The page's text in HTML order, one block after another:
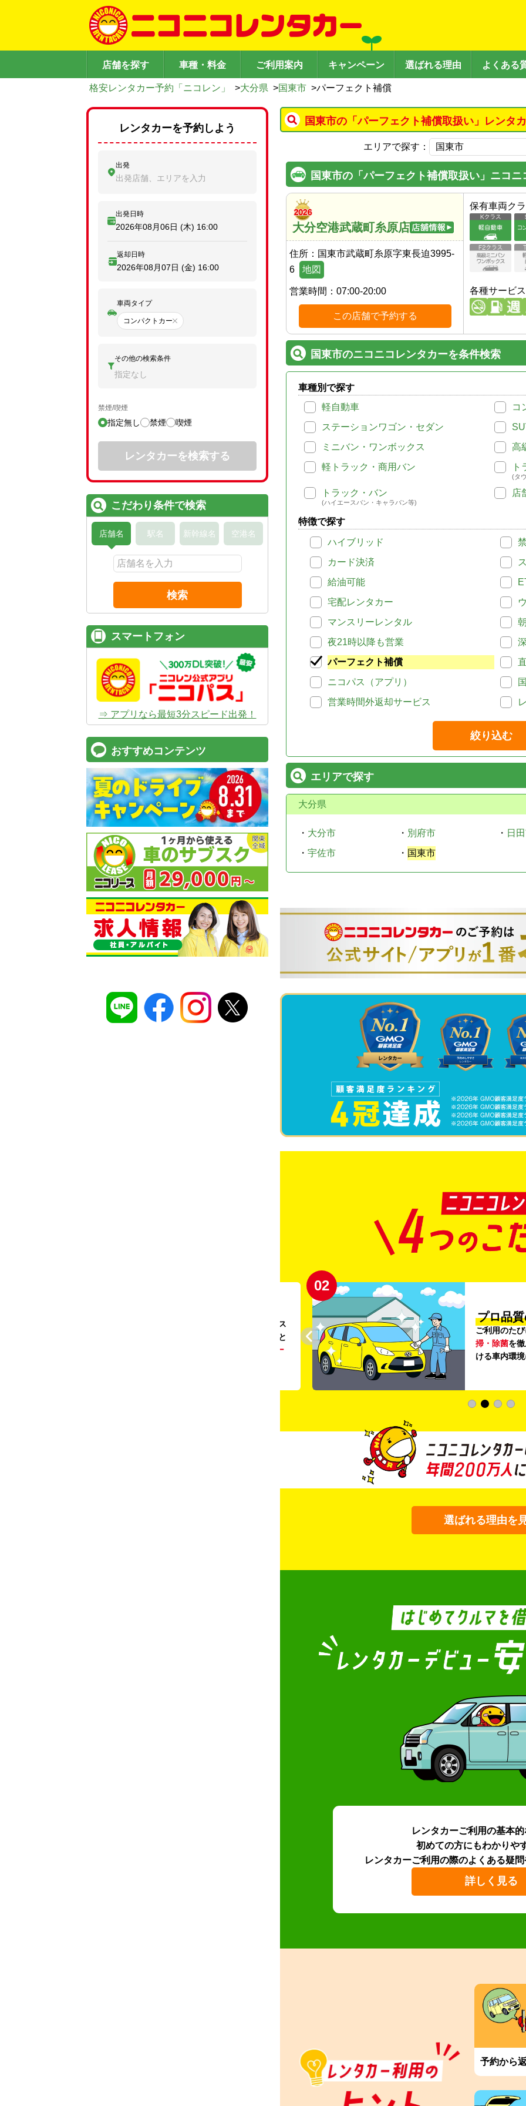
店舗を探す 車種・料金 ご利用案内 キャンペーン 選ばれる理由 よくある
格安レンタカー予約「ニコレン」 >大分県 >国東市 >パーフェクト補償
国東市の「パーフェクト補償取扱い」レンタ
エリアで探す：
国東市の「パーフェクト補償取扱い」ニコ
大分空港武蔵町糸原店
住所： 国東市武蔵町糸原字東長迫3995-
6
地図
営業時間： 07:00-20:00
この店舗で予約する
保有車両ク
各種サービス
国東市のニコニコレンタカーを条件検索
車種別で探す
軽自動車
コ
ステーションワゴン・セダン
ミニバン・ワンボックス
高
軽トラック・商用バン
ト
(タ
トラック・バン
(ハイエースバン・キャラバン等)
店
特徴で探す
ハイブリッド
カード決済
給油可能
宅配レンタカー
マンスリーレンタル
夜21時以降も営業
パーフェクト補償
ニコパス（アプリ）
営業時間外返却サービス
絞り込む
エリアで探す
大分県
・ 大分市 ・ 別府市 ・ 日
・ 宇佐市 ・ 国東市
。ガソリンス
タンドや整備工場の既存インフラを活用すること
リー
02
プロ品
ご利用のた
掃・除菌を
ける車内環
選ばれる理由を
レンタカーご利用の基本
初めての方にもわかりや
レンタカーご利用の際のよくある疑問
詳しく見る
予約から
レンタカーを予約しよう
出発
出発店舗、エリアを入力
出発日時
2026年08月06日 (木) 16:00
返却日時
2026年08月07日 (金) 16:00
車両タイプ
コンパクトカー
その他の検索条件
指定なし
禁煙/喫煙
指定無し 禁煙 喫煙
レンタカーを検索する
こだわり条件で検索
店舗名 駅名 新幹線名 空港名
検索
スマートフォン
⇒ アプリなら最短3分スピード出発！
おすすめコンテンツ